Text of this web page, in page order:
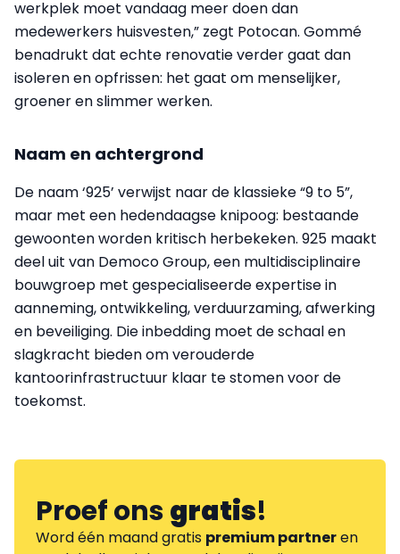
werkplek moet vandaag meer doen dan
medewerkers huisvesten,” zegt Potocan. Gommé
benadrukt dat echte renovatie verder gaat dan
isoleren en opfrissen: het gaat om menselijker,
groener en slimmer werken.
Naam en achtergrond
De naam ‘925’ verwijst naar de klassieke “9 to 5”,
maar met een hedendaagse knipoog: bestaande
gewoonten worden kritisch herbekeken. 925 maakt
deel uit van Democo Group, een multidisciplinaire
bouwgroep met gespecialiseerde expertise in
aanneming, ontwikkeling, verduurzaming, afwerking
en beveiliging. Die inbedding moet de schaal en
slagkracht bieden om verouderde
kantoorinfrastructuur klaar te stomen voor de
toekomst.
Proef onsgratis!
Word één maand gratis premium partneren